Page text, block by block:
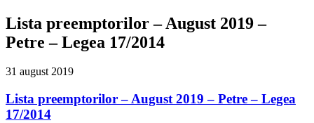
Lista preemptorilor – August 2019 –
Petre – Legea 17/2014
31 august 2019
Lista preemptorilor – August 2019 – Petre – Legea
17/2014